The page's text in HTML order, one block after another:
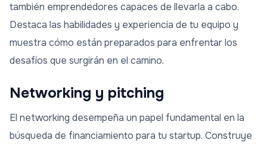
también emprendedores capaces de llevarla a cabo.
Destaca las habilidades y experiencia de tu equipo y
muestra cómo están preparados para enfrentar los
desafíos que surgirán en el camino.
Networking y pitching
El networking desempeña un papel fundamental en la
búsqueda de financiamiento para tu startup. Construye